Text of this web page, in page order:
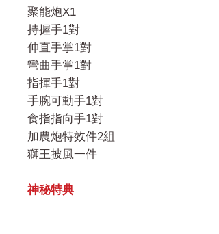
聚能炮X1
持握手1對
伸直手掌1對
彎曲手掌1對
指揮手1對
手腕可動手1對
食指指向手1對
加農炮特效件2組
獅王披風一件
神秘特典